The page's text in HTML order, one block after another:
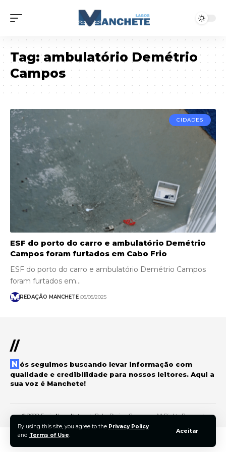
By using this site, you agree to the Privacy Policy
and Terms of Use.
Aceitar
Tag:ambulatório Demétrio
Campos
CIDADES
ESF do porto do carro e ambulatório Demétrio
Campos foram furtados em Cabo Frio
ESF do porto do carro e ambulatório Demétrio Campos
foram furtados em…
REDAÇÃO MANCHETE 05/05/2025
//
Nós seguimos buscando levar informação com
qualidade e credibilidade para nossos leitores. Aqui a
sua voz é Manchete!
© 2022 Foxiz News Network. Ruby Design Company. All Rights Reserved.